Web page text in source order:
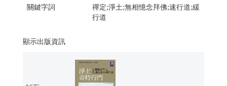
關鍵字詞
禪定;淨土;無相憶念拜佛;速行道;緩
行道
顯示出版資訊